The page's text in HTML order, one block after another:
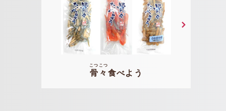
骨
こつ
々
こつ
食べよう